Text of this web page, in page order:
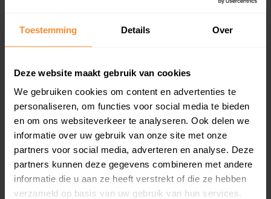
Toestemming Details Over
Deze website maakt gebruik van cookies
We gebruiken cookies om content en advertenties te
personaliseren, om functies voor social media te bieden
en om ons websiteverkeer te analyseren. Ook delen we
informatie over uw gebruik van onze site met onze
partners voor social media, adverteren en analyse. Deze
partners kunnen deze gegevens combineren met andere
informatie die u aan ze heeft verstrekt of die ze hebben
verzameld op basis van uw gebruik van hun services.
Een overzicht van alle verkochte woningen (koopsom
inclusief een jaar lang gratis updates van nieuwe
Bekijk product
Direct leverbaar